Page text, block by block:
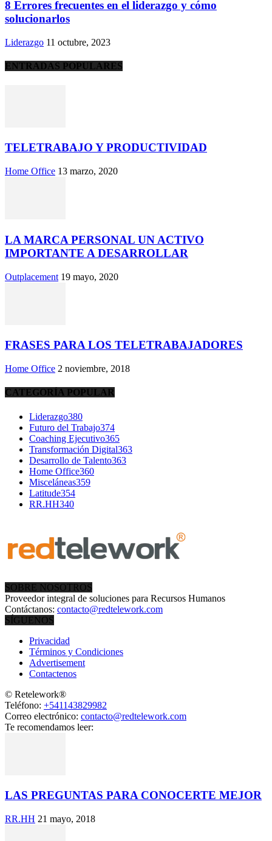
8 Errores frecuentes en el liderazgo y cómo
solucionarlos
Liderazgo 11 octubre, 2023
ENTRADAS POPULARES
TELETRABAJO Y PRODUCTIVIDAD
Home Office 13 marzo, 2020
LA MARCA PERSONAL UN ACTIVO
IMPORTANTE A DESARROLLAR
Outplacement 19 mayo, 2020
FRASES PARA LOS TELETRABAJADORES
Home Office 2 noviembre, 2018
CATEGORÍA POPULAR
Liderazgo380
Futuro del Trabajo374
Coaching Ejecutivo365
Transformación Digital363
Desarrollo de Talento363
Home Office360
Misceláneas359
Latitude354
RR.HH340
SOBRE NOSOTROS
Proveedor integral de soluciones para Recursos Humanos
Contáctanos: contacto@redtelework.com
SÍGUENOS
Privacidad
Términos y Condiciones
Advertisement
Contactenos
© Retelework®
Teléfono: +541143829982
Correo electrónico: contacto@redtelework.com
Te recomendamos leer:
LAS PREGUNTAS PARA CONOCERTE MEJOR
RR.HH 21 mayo, 2018